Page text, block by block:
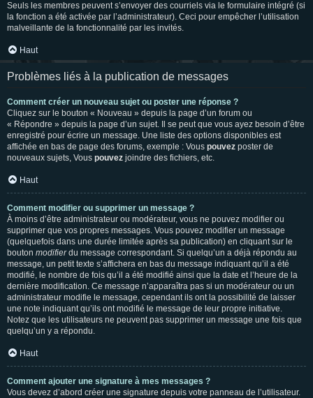
Seuls les membres peuvent s’envoyer des courriels via le formulaire intégré (si
la fonction a été activée par l’administrateur). Ceci pour empêcher l’utilisation
malveillante de la fonctionnalité par les invités.
Haut
Problèmes liés à la publication de messages
Comment créer un nouveau sujet ou poster une réponse ?
Cliquez sur le bouton « Nouveau » depuis la page d’un forum ou
« Répondre » depuis la page d’un sujet. Il se peut que vous ayez besoin d’être
enregistré pour écrire un message. Une liste des options disponibles est
affichée en bas de page des forums, exemple : Vous pouvez poster de
nouveaux sujets, Vous pouvez joindre des fichiers, etc.
Haut
Comment modifier ou supprimer un message ?
À moins d’être administrateur ou modérateur, vous ne pouvez modifier ou
supprimer que vos propres messages. Vous pouvez modifier un message
(quelquefois dans une durée limitée après sa publication) en cliquant sur le
bouton modifierdu message correspondant. Si quelqu’un a déjà répondu au
message, un petit texte s’affichera en bas du message indiquant qu’il a été
modifié, le nombre de fois qu’il a été modifié ainsi que la date et l’heure de la
dernière modification. Ce message n’apparaîtra pas si un modérateur ou un
administrateur modifie le message, cependant ils ont la possibilité de laisser
une note indiquant qu’ils ont modifié le message de leur propre initiative.
Notez que les utilisateurs ne peuvent pas supprimer un message une fois que
quelqu’un y a répondu.
Haut
Comment ajouter une signature à mes messages ?
Vous devez d’abord créer une signature depuis votre panneau de l’utilisateur.